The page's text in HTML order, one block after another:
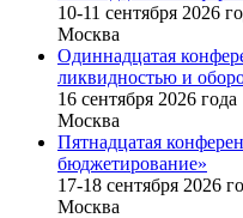
10-11 сентября 2026
Москва
Одиннадцатая
ликвидностью и
16 cентября 2026 года
Москва
Пятнадцатая
бюджетирование»
17-18 сентября 2026
Москва